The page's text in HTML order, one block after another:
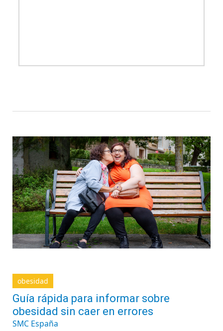
obesidad
Guía rápida para informar sobre
obesidad sin caer en errores
SMC España